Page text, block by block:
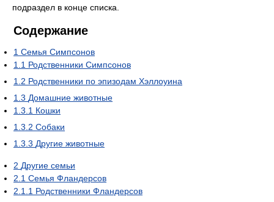
подраздел в конце списка.
Содержание
1 Семья Симпсонов
1.1 Родственники Симпсонов
1.2 Родственники по эпизодам Хэллоуина
1.3 Домашние животные
1.3.1 Кошки
1.3.2 Собаки
1.3.3 Другие животные
2 Другие семьи
2.1 Семья Фландерсов
2.1.1 Родственники Фландерсов